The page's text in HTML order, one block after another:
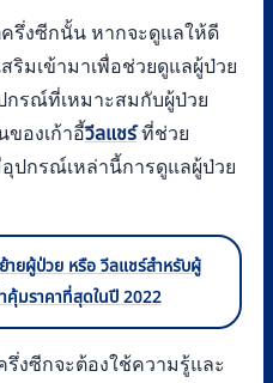
รึ่งซีกนั้น หากจะดูแลให้ดี
มเข้ามาเพื่อช่วยดูแลผู้ป่วย
กรณ์ที่เหมาะสมกับผู้ป่วย
องเก้าอี้วีลแชร์ที่ช่วย
ปกรณ์เหล่านี้การดูแลผู้ป่วย
ายผู้ป่วย หรือ วีลแชร์สำหรับผู้
มราคาที่สุดในปี 2022
กจะต้องใช้ความรู้และ